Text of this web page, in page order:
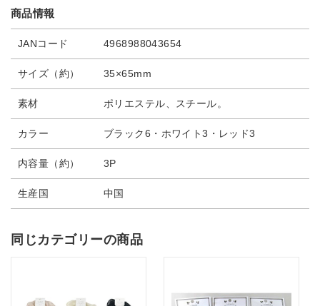
商品情報
JANコード 4968988043654
サイズ（約） 35×65mm
素材 ポリエステル、スチール。
カラー ブラック6・ホワイト3・レッド3
内容量（約） 3P
生産国 中国
同じカテゴリーの商品